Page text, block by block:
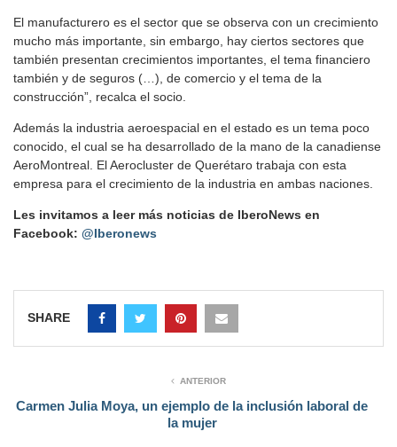
El manufacturero es el sector que se observa con un crecimiento
mucho más importante, sin embargo, hay ciertos sectores que
también presentan crecimientos importantes, el tema financiero
también y de seguros (…), de comercio y el tema de la
construcción”, recalca el socio.
Además la industria aeroespacial en el estado es un tema poco
conocido, el cual se ha desarrollado de la mano de la canadiense
AeroMontreal. El Aerocluster de Querétaro trabaja con esta
empresa para el crecimiento de la industria en ambas naciones.
Les invitamos a leer más noticias de IberoNews en
Facebook: @Iberonews
SHARE
ANTERIOR
Carmen Julia Moya, un ejemplo de la inclusión laboral de
la mujer